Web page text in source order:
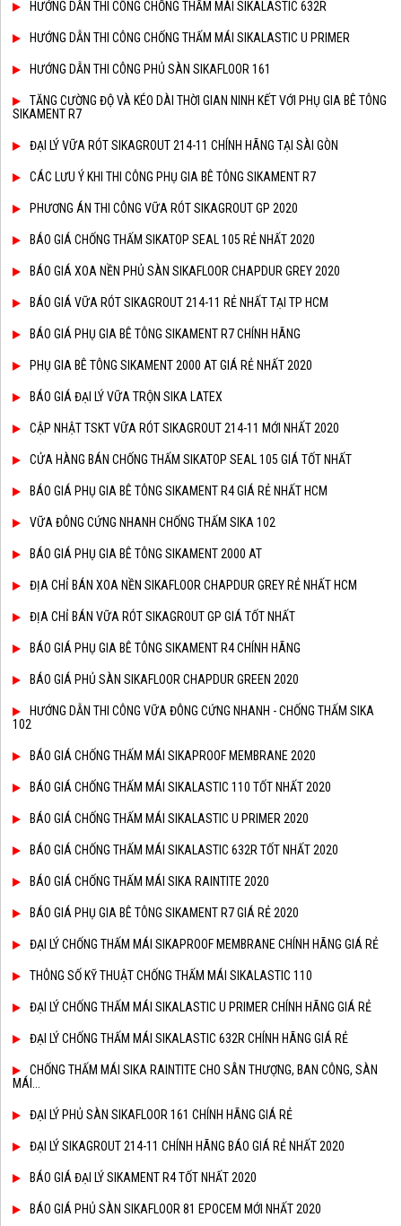
HƯỚNG DẪN THI CÔNG CHỐNG THẤM MÁI SIKALASTIC 632R
HƯỚNG DẪN THI CÔNG CHỐNG THẤM MÁI SIKALASTIC U PRIMER
HƯỚNG DẪN THI CÔNG PHỦ SÀN SIKAFLOOR 161
TĂNG CƯỜNG ĐỘ VÀ KÉO DÀI THỜI GIAN NINH KẾT VỚI PHỤ GIA BÊ TÔNG
SIKAMENT R7
ĐẠI LÝ VỮA RÓT SIKAGROUT 214-11 CHÍNH HÃNG TẠI SÀI GÒN
CÁC LƯU Ý KHI THI CÔNG PHỤ GIA BÊ TÔNG SIKAMENT R7
PHƯƠNG ÁN THI CÔNG VỮA RÓT SIKAGROUT GP 2020
BÁO GIÁ CHỐNG THẤM SIKATOP SEAL 105 RẺ NHẤT 2020
BÁO GIÁ XOA NỀN PHỦ SÀN SIKAFLOOR CHAPDUR GREY 2020
BÁO GIÁ VỮA RÓT SIKAGROUT 214-11 RẺ NHẤT TẠI TP HCM
BÁO GIÁ PHỤ GIA BÊ TÔNG SIKAMENT R7 CHÍNH HÃNG
PHỤ GIA BÊ TÔNG SIKAMENT 2000 AT GIÁ RẺ NHẤT 2020
BÁO GIÁ ĐẠI LÝ VỮA TRỘN SIKA LATEX
CẬP NHẬT TSKT VỮA RÓT SIKAGROUT 214-11 MỚI NHẤT 2020
CỬA HÀNG BÁN CHỐNG THẤM SIKATOP SEAL 105 GIÁ TỐT NHẤT
BÁO GIÁ PHỤ GIA BÊ TÔNG SIKAMENT R4 GIÁ RẺ NHẤT HCM
VỮA ĐÔNG CỨNG NHANH CHỐNG THẤM SIKA 102
BÁO GIÁ PHỤ GIA BÊ TÔNG SIKAMENT 2000 AT
ĐỊA CHỈ BÁN XOA NỀN SIKAFLOOR CHAPDUR GREY RẺ NHẤT HCM
ĐỊA CHỈ BÁN VỮA RÓT SIKAGROUT GP GIÁ TỐT NHẤT
BÁO GIÁ PHỤ GIA BÊ TÔNG SIKAMENT R4 CHÍNH HÃNG
BÁO GIÁ PHỦ SÀN SIKAFLOOR CHAPDUR GREEN 2020
HƯỚNG DẪN THI CÔNG VỮA ĐÔNG CỨNG NHANH - CHỐNG THẤM SIKA
102
BÁO GIÁ CHỐNG THẤM MÁI SIKAPROOF MEMBRANE 2020
BÁO GIÁ CHỐNG THẤM MÁI SIKALASTIC 110 TỐT NHẤT 2020
BÁO GIÁ CHỐNG THẤM MÁI SIKALASTIC U PRIMER 2020
BÁO GIÁ CHỐNG THẤM MÁI SIKALASTIC 632R TỐT NHẤT 2020
BÁO GIÁ CHỐNG THẤM MÁI SIKA RAINTITE 2020
BÁO GIÁ PHỤ GIA BÊ TÔNG SIKAMENT R7 GIÁ RẺ 2020
ĐẠI LÝ CHỐNG THẤM MÁI SIKAPROOF MEMBRANE CHÍNH HÃNG GIÁ RẺ
THÔNG SỐ KỸ THUẬT CHỐNG THẤM MÁI SIKALASTIC 110
ĐẠI LÝ CHỐNG THẤM MÁI SIKALASTIC U PRIMER CHÍNH HÃNG GIÁ RẺ
ĐẠI LÝ CHỐNG THẤM MÁI SIKALASTIC 632R CHÍNH HÃNG GIÁ RẺ
CHỐNG THẤM MÁI SIKA RAINTITE CHO SÂN THƯỢNG, BAN CÔNG, SÀN
MÁI...
ĐẠI LÝ PHỦ SÀN SIKAFLOOR 161 CHÍNH HÃNG GIÁ RẺ
ĐẠI LÝ SIKAGROUT 214-11 CHÍNH HÃNG BÁO GIÁ RẺ NHẤT 2020
BÁO GIÁ ĐẠI LÝ SIKAMENT R4 TỐT NHẤT 2020
BÁO GIÁ PHỦ SÀN SIKAFLOOR 81 EPOCEM MỚI NHẤT 2020